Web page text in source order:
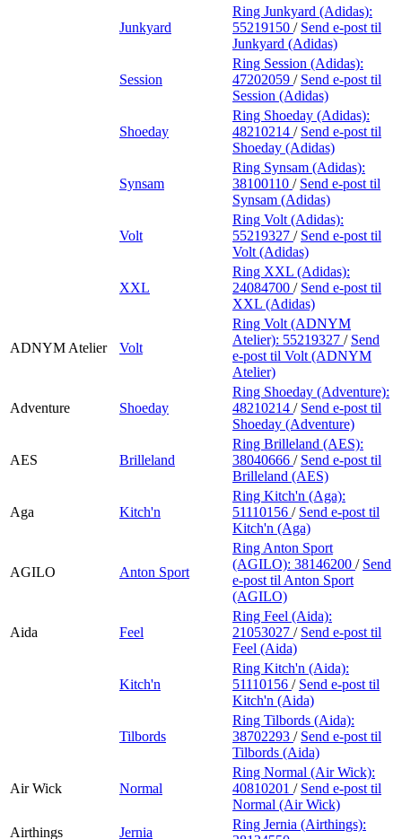
Junkyard
Ring Junkyard (Adidas):
55219150 / Send e-post til
Junkyard (Adidas)
Session
Ring Session (Adidas):
47202059 / Send e-post til
Session (Adidas)
Shoeday
Ring Shoeday (Adidas):
48210214 / Send e-post til
Shoeday (Adidas)
Synsam
Ring Synsam (Adidas):
38100110 / Send e-post til
Synsam (Adidas)
Volt
Ring Volt (Adidas):
55219327 / Send e-post til
Volt (Adidas)
XXL
Ring XXL (Adidas):
24084700 / Send e-post til
XXL (Adidas)
ADNYM Atelier Volt
Ring Volt (ADNYM
Atelier): 55219327 / Send
e-post til Volt (ADNYM
Atelier)
Adventure Shoeday
Ring Shoeday (Adventure):
48210214 / Send e-post til
Shoeday (Adventure)
AES Brilleland
Ring Brilleland (AES):
38040666 / Send e-post til
Brilleland (AES)
Aga Kitch'n
Ring Kitch'n (Aga):
51110156 / Send e-post til
Kitch'n (Aga)
AGILO Anton Sport
Ring Anton Sport
(AGILO): 38146200 / Send
e-post til Anton Sport
(AGILO)
Aida Feel
Ring Feel (Aida):
21053027 / Send e-post til
Feel (Aida)
Kitch'n
Ring Kitch'n (Aida):
51110156 / Send e-post til
Kitch'n (Aida)
Tilbords
Ring Tilbords (Aida):
38702293 / Send e-post til
Tilbords (Aida)
Air Wick Normal
Ring Normal (Air Wick):
40810201 / Send e-post til
Normal (Air Wick)
Airthings
Jernia
Ring Jernia (Airthings):